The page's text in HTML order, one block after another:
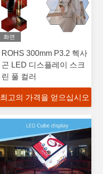
화면
ROHS 300mm P3.2 헥사
곤 LED 디스플레이 스크
린 풀 컬러
최고의 가격을 얻으십시오